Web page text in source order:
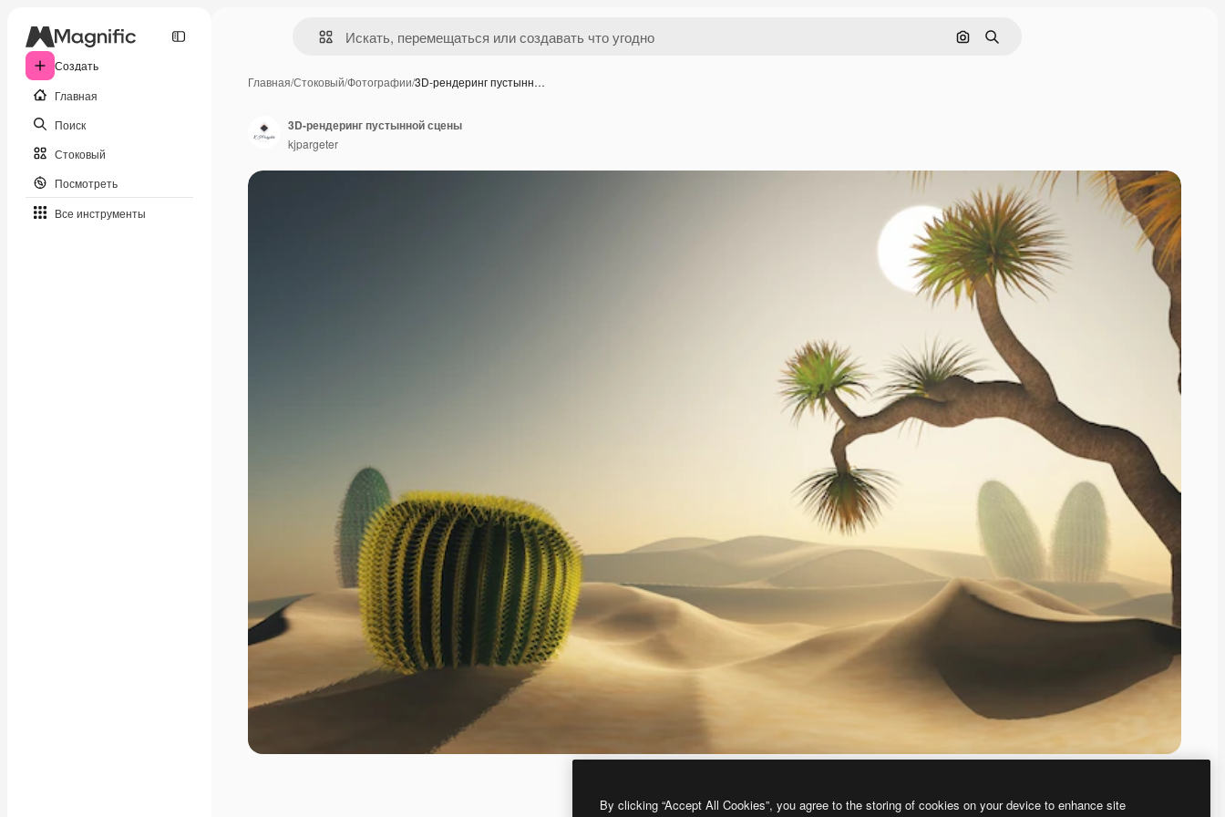
Создать
Главная
Поиск
Стоковый
Посмотреть
Все инструменты
Поиск по изображению
Поиск
Главная/Стоковый/Фотографии/3D-рендеринг пустынн…
3D-рендеринг пустынной сцены
kjpargeter
By clicking “Accept All Cookies”, you agree to the storing of cookies on your device to enhance site